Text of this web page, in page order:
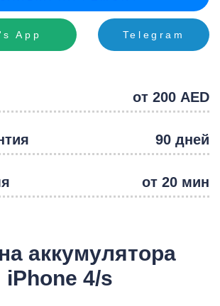
App Telegram
от 200 AED
90 дней
от 20 мин
аккумулятора
iPhone 4/s